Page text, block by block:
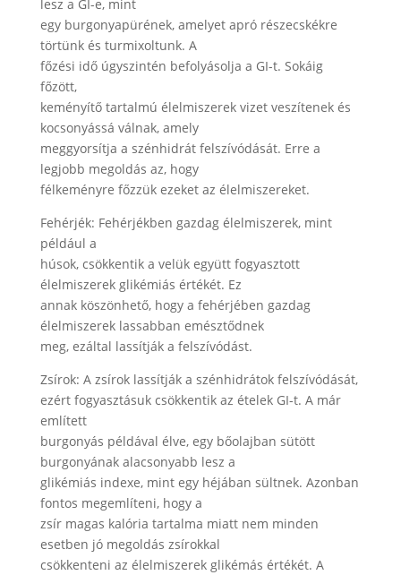
lesz a GI-e, mint
egy burgonyapürének, amelyet apró részecskékre
törtünk és turmixoltunk. A
főzési idő úgyszintén befolyásolja a GI-t. Sokáig
főzött,
keményítő tartalmú élelmiszerek vizet veszítenek és
kocsonyássá válnak, amely
meggyorsítja a szénhidrát felszívódását. Erre a
legjobb megoldás az, hogy
félkeményre főzzük ezeket az élelmiszereket.
Fehérjék: Fehérjékben gazdag élelmiszerek, mint
például a
húsok, csökkentik a velük együtt fogyasztott
élelmiszerek glikémiás értékét. Ez
annak köszönhető, hogy a fehérjében gazdag
élelmiszerek lassabban emésztődnek
meg, ezáltal lassítják a felszívódást.
Zsírok: A zsírok lassítják a szénhidrátok felszívódását,
ezért fogyasztásuk csökkentik az ételek GI-t. A már
említett
burgonyás példával élve, egy bőolajban sütött
burgonyának alacsonyabb lesz a
glikémiás indexe, mint egy héjában sültnek. Azonban
fontos megemlíteni, hogy a
zsír magas kalória tartalma miatt nem minden
esetben jó megoldás zsírokkal
csökkenteni az élelmiszerek glikémás értékét. A